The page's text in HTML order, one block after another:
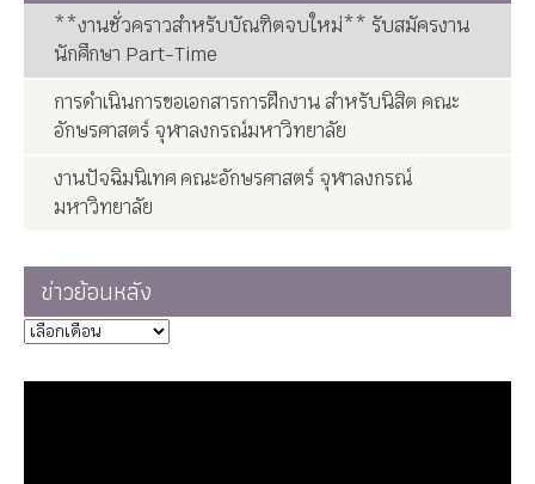
**งานชั่วคราวสำหรับบัณฑิตจบใหม่** รับสมัครงาน
นักศึกษา Part-Time
การดำเนินการขอเอกสารการฝึกงาน สำหรับนิสิต คณะ
อักษรศาสตร์ จุฬาลงกรณ์มหาวิทยาลัย
งานปัจฉิมนิเทศ คณะอักษรศาสตร์ จุฬาลงกรณ์
มหาวิทยาลัย
ข่าวย้อนหลัง